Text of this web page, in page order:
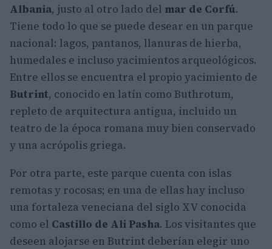
Albania, justo al otro lado del mar de Corfú.
Tiene todo lo que se puede desear en un parque
nacional: lagos, pantanos, llanuras de hierba,
humedales e incluso yacimientos arqueológicos.
Entre ellos se encuentra el propio yacimiento de
Butrint, conocido en latín como Buthrotum,
repleto de arquitectura antigua, incluido un
teatro de la época romana muy bien conservado
y una acrópolis griega.
Por otra parte, este parque cuenta con islas
remotas y rocosas; en una de ellas hay incluso
una fortaleza veneciana del siglo XV conocida
como el Castillo de Ali Pasha. Los visitantes que
deseen alojarse en Butrint deberían elegir uno